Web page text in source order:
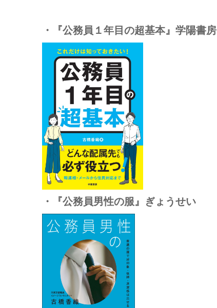
・『公務員１年目の超基本』学陽書房
・『公務員男性の服』ぎょうせい